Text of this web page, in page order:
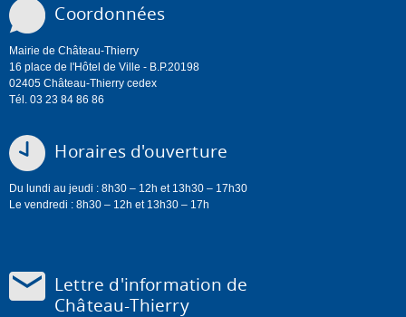
Coordonnées
Mairie de Château-Thierry
16 place de l'Hôtel de Ville - B.P.20198
02405 Château-Thierry cedex
Tél. 03 23 84 86 86
Horaires d'ouverture
Du lundi au jeudi : 8h30 – 12h et 13h30 – 17h30
Le vendredi : 8h30 – 12h et 13h30 – 17h
Lettre d'information de
Château-Thierry